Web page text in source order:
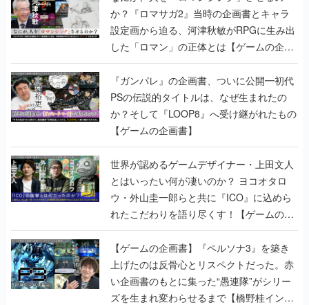
か？『ロマサガ2』当時の企画書とキャラ
設定画から迫る、河津秋敏がRPGに生み出
した「ロマン」の正体とは【ゲームの企画
書】
『ガンパレ』の企画書、ついに公開━初代
PSの伝説的タイトルは、なぜ生まれたの
か？そして『LOOP8』へ受け継がれたもの
【ゲームの企画書】
世界が認めるゲームデザイナー・上田文人
とはいったい何が凄いのか？ ヨコオタロ
ウ・外山圭一郎らと共に『ICO』に込めら
れたこだわりを語り尽くす！【ゲームの企
画書】
【ゲームの企画書】『ペルソナ3』を築き
上げたのは反骨心とリスペクトだった。赤
い企画書のもとに集った“愚連隊”がシリー
ズを生まれ変わらせるまで【橋野桂インタ